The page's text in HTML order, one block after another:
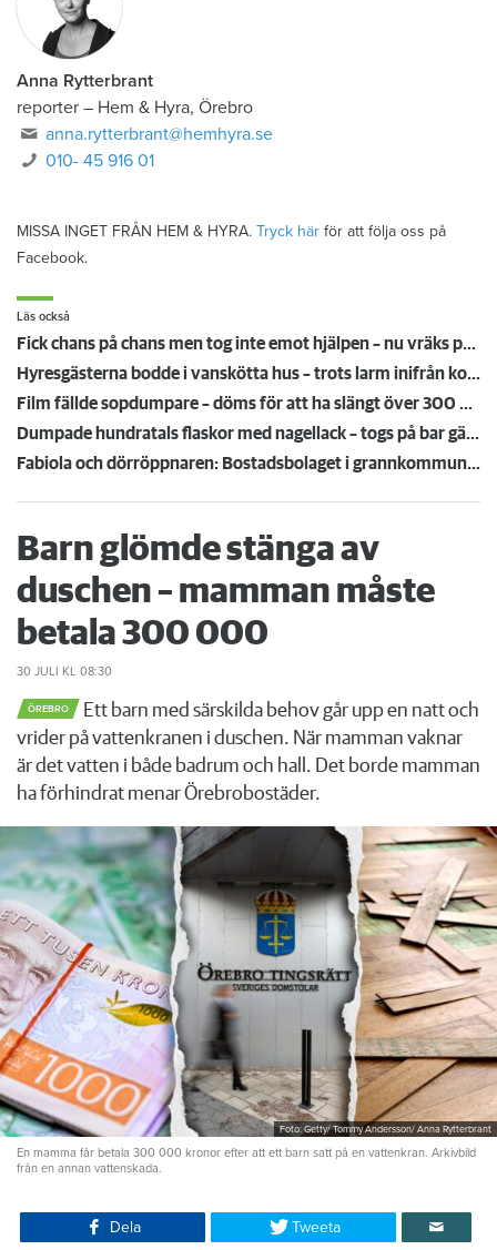
Anna Rytterbrant
reporter – Hem & Hyra, Örebro
anna.rytterbrant@hemhyra.se
010- 45 916 01
MISSA INGET FRÅN HEM & HYRA. Tryck här för att följa oss på
Facebook.
Läs också
Fick chans på chans men tog inte emot hjälpen – nu vräks paret: ”Tragiskt"
Hyresgästerna bodde i vanskötta hus – trots larm inifrån kommunen: "Har följt rutinerna"
Film fällde sopdumpare – döms för att ha slängt över 300 flaskor med nagellack
Dumpade hundratals flaskor med nagellack – togs på bar gärning och polisanmäldes av bostadsbolaget
Fabiola och dörröppnaren: Bostadsbolaget i grannkommunen får tummen upp av DHR
Barn glömde stänga av
duschen – mamman måste
betala 300 000
30 JULI KL 08:30
ÖREBRO
Ett barn med särskilda behov går upp en natt och
vrider på vattenkranen i duschen. När mamman vaknar
är det vatten i både badrum och hall. Det borde mamman
ha förhindrat menar Örebrobostäder.
Foto: Getty/ Tommy Andersson/ Anna Rytterbrant
En mamma får betala 300 000 kronor efter att ett barn satt på en vattenkran. Arkivbild
från en annan vattenskada.
Dela Tweeta